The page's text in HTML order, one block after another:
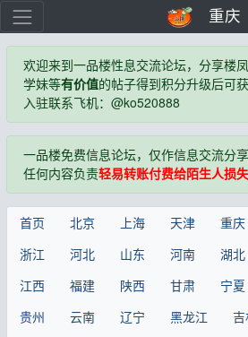
重庆
欢迎来到一品楼性息交流论坛，分享楼
学妹等有价值的帖子得到积分升级后可
入驻联系飞机：@ko520888
一品楼免费信息论坛，仅作信息交流分
任何内容负责轻易转账付费给陌生人损
首页 北京 上海 天津 重庆
浙江
河北 山东 河南 湖北
江西
福建 陕西 甘肃 宁夏
贵州
云南 辽宁 黑龙江